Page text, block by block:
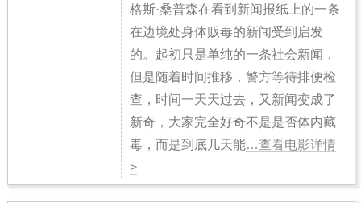
格斯·桑普森在看到新闻报纸上的一条
在边境处身体贩毒的新闻受到启发
的。起初只是单纯的一条社会新闻，
但是随着时间推移，警方等待排便检
查，时间一天天过去，又新闻变成了
新奇，大家完全好奇不是是否体内藏
毒，而是到底几天能…查看电影详情
>